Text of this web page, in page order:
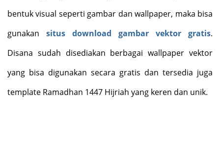
bentuk visual seperti gambar dan wallpaper, maka bisa
gunakan situs download gambar vektor gratis.
Disana sudah disediakan berbagai wallpaper vektor
yang bisa digunakan secara gratis dan tersedia juga
template Ramadhan 1447 Hijriah yang keren dan unik.